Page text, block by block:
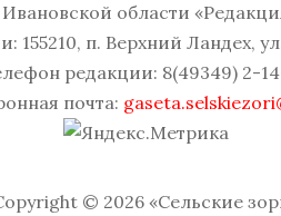
области
155210, п. Верхний Ландех,
редакции: 8(49349) 2-
почта:
© 2026 «Сельские